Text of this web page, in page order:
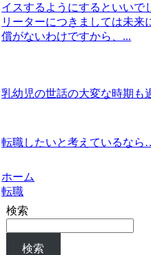
イスするようにするといいで
リーターにつきましては未来
償がないわけですから、...
乳幼児の世話の大変な時期も
転職したいと考えているなら
ホーム
転職
検索
検索